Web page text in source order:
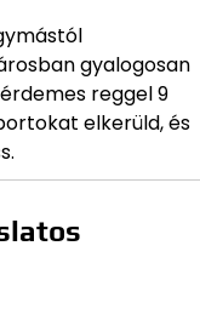
gyalogosan
reggel 9
elkerüld, és